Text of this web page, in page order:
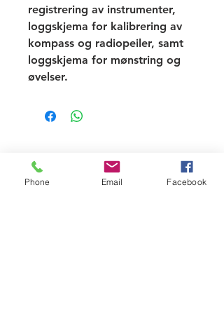
registrering av instrumenter,
loggskjema for kalibrering av
kompass og radiopeiler, samt
loggskjema for mønstring og
øvelser.
Tel:
959 44 297
Phone Email Facebook